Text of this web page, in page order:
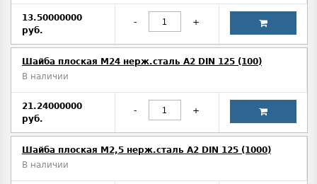
13.50000000
руб.
- +
Шайба плоская М24 нерж.сталь А2 DIN 125 (100)
В наличии
21.24000000
руб.
- +
Шайба плоская М2,5 нерж.сталь А2 DIN 125 (1000)
В наличии